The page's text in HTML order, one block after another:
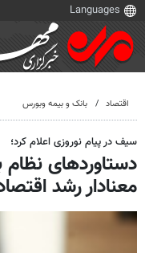
اقتصاد بانک و بیمه وبورس
سیف در پیام نوروزی اعلام کرد؛
معنادار رشد